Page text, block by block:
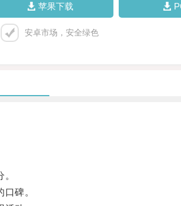
苹果下载
安卓市场，安全绿色
碑。